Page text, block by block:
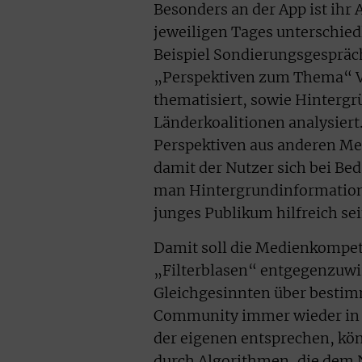
Besonders an der App ist ihr
jeweiligen Tages
Beispiel
„Perspektiven zum
thematisiert, sowie
Länderkoalitionen
Perspektiven aus anderen
damit der Nutzer sich bei
man
junges Publikum hilfreich
Damit soll die
„Filterblasen“
Gleichgesinnten über
Community immer wieder
der eigenen entsprechen,